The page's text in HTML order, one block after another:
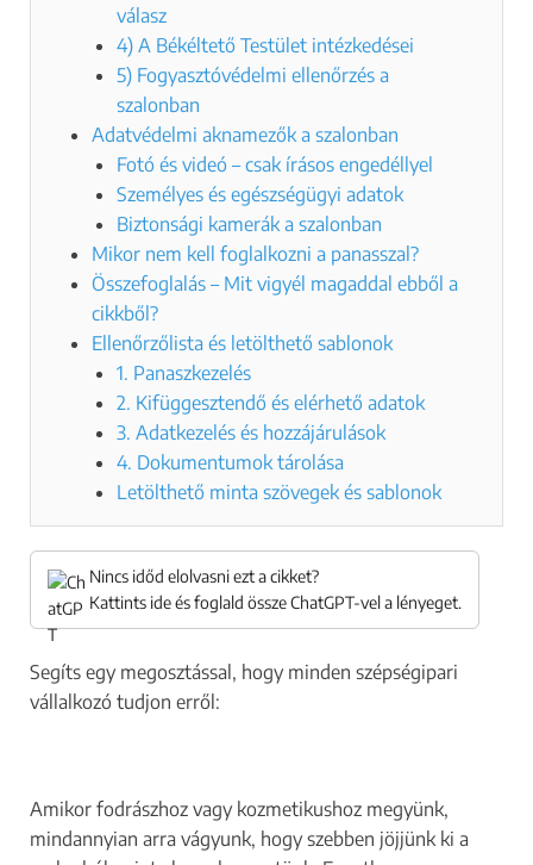
válasz
4) A Békéltető Testület intézkedései
5) Fogyasztóvédelmi ellenőrzés a
szalonban
Adatvédelmi aknamezők a szalonban
Fotó és videó – csak írásos engedéllyel
Személyes és egészségügyi adatok
Biztonsági kamerák a szalonban
Mikor nem kell foglalkozni a panasszal?
Összefoglalás – Mit vigyél magaddal ebből a
cikkből?
Ellenőrzőlista és letölthető sablonok
1. Panaszkezelés
2. Kifüggesztendő és elérhető adatok
3. Adatkezelés és hozzájárulások
4. Dokumentumok tárolása
Letölthető minta szövegek és sablonok
Nincs időd elolvasni ezt a cikket?
Kattints ide és foglald össze ChatGPT-vel a lényeget.
Segíts egy megosztással, hogy minden szépségipari
vállalkozó tudjon erről:
Amikor fodrászhoz vagy kozmetikushoz megyünk,
mindannyian arra vágyunk, hogy szebben jöjjünk ki a